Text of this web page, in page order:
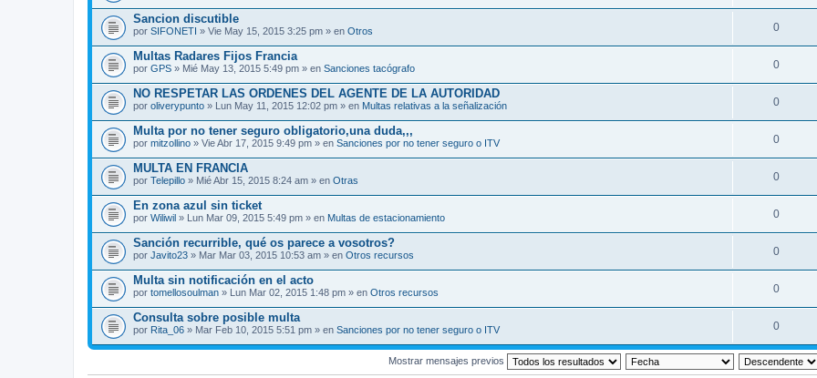
Sancion discutible
por SIFONETI » Vie May 15, 2015 3:25 pm » en Otros 0
Multas Radares Fijos Francia
por GPS » Mié May 13, 2015 5:49 pm » en Sanciones tacógrafo 0
NO RESPETAR LAS ORDENES DEL AGENTE DE LA AUTORIDAD
por oliverypunto » Lun May 11, 2015 12:02 pm » en Multas relativas a la señalización 0
Multa por no tener seguro obligatorio,una duda,,,
por mitzollino » Vie Abr 17, 2015 9:49 pm » en Sanciones por no tener seguro o ITV 0
MULTA EN FRANCIA
por Telepillo » Mié Abr 15, 2015 8:24 am » en Otras 0
En zona azul sin ticket
por Wiliwil » Lun Mar 09, 2015 5:49 pm » en Multas de estacionamiento 0
Sanción recurrible, qué os parece a vosotros?
por Javito23 » Mar Mar 03, 2015 10:53 am » en Otros recursos 0
Multa sin notificación en el acto
por tomellosoulman » Lun Mar 02, 2015 1:48 pm » en Otros recursos 0
Consulta sobre posible multa
por Rita_06 » Mar Feb 10, 2015 5:51 pm » en Sanciones por no tener seguro o ITV 0
Mostrar mensajes previos